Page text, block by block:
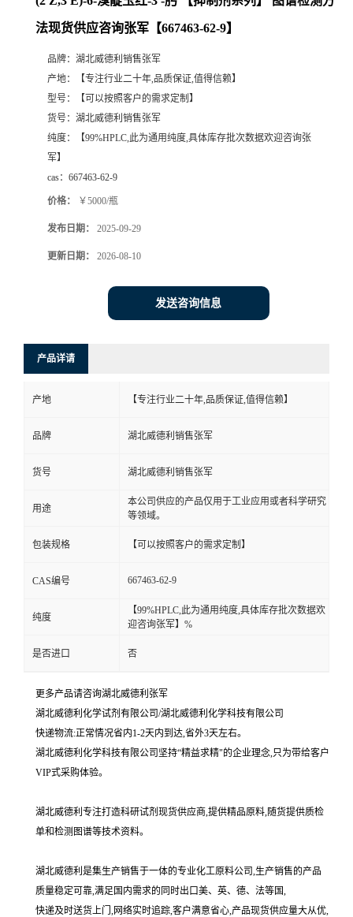
法现货供应咨询张军【667463-62-9】
品牌： 湖北威德利销售张军
产地：
【专注行业二十年,品质保证,值得信赖】
型号：
【可以按照客户的需求定制】
货号： 湖北威德利销售张军
纯度：
【99%HPLC,此为通用纯度,具体库存批次数据欢迎咨询张
军】
cas： 667463-62-9
价格： ￥5000/瓶
发布日期： 2025-09-29
更新日期： 2026-08-10
发送咨询信息
产品详请
产地 【专注行业二十年,品质保证,值得信赖】
品牌 湖北威德利销售张军
货号 湖北威德利销售张军
用途
本公司供应的产品仅用于工业应用或者科学研究
等领域。
包装规格 【可以按照客户的需求定制】
CAS编号 667463-62-9
纯度
【99%HPLC,此为通用纯度,具体库存批次数据欢
迎咨询张军】%
是否进口 否
更多产品请咨询湖北威德利张军
湖北威德利化学试剂有限公司/湖北威德利化学科技有限公司
快递物流:正常情况省内1-2天内到达,省外3天左右。
湖北威德利化学科技有限公司坚持“精益求精"的企业理念,只为带给客户
VIP式采购体验。
湖北威德利专注打造科研试剂现货供应商,提供精品原料,随货提供质检
单和检测图谱等技术资料。
湖北威德利是集生产销售于一体的专业化工原料公司,生产销售的产品
质量稳定可靠,满足国内需求的同时出口美、英、德、法等国,
快递及时送货上门,网络实时追踪,客户满意省心,产品现货供应量大从优,